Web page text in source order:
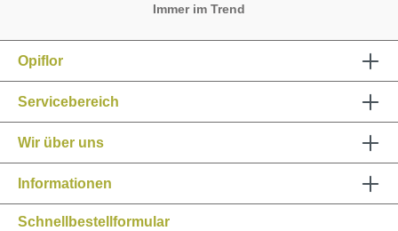
Immer im Trend
Opiflor
Servicebereich
Wir über uns
Informationen
Schnellbestellformular